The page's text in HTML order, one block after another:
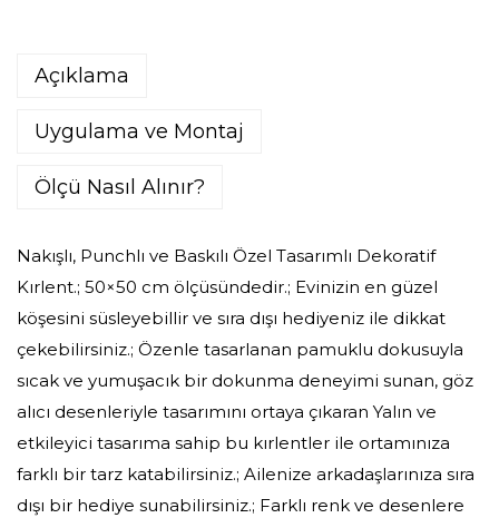
Açıklama
Uygulama ve Montaj
Ölçü Nasıl Alınır?
Nakışlı, Punchlı ve Baskılı Özel Tasarımlı Dekoratif
Kırlent.; 50×50 cm ölçüsündedir.; Evinizin en güzel
köşesini süsleyebillir ve sıra dışı hediyeniz ile dikkat
çekebilirsiniz.; Özenle tasarlanan pamuklu dokusuyla
sıcak ve yumuşacık bir dokunma deneyimi sunan, göz
alıcı desenleriyle tasarımını ortaya çıkaran Yalın ve
etkileyici tasarıma sahip bu kırlentler ile ortamınıza
farklı bir tarz katabilirsiniz.; Ailenize arkadaşlarınıza sıra
dışı bir hediye sunabilirsiniz.; Farklı renk ve desenlere